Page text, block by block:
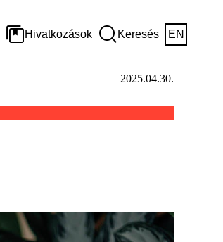
Hivatkozások Keresés EN
2025.04.30.